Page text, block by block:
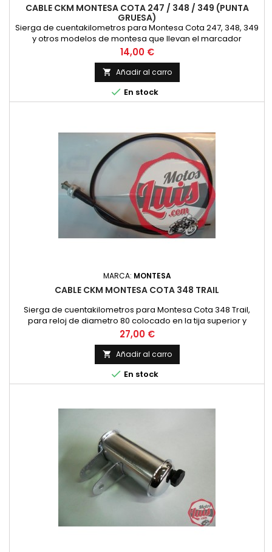
CABLE CKM MONTESA COTA 247 / 348 / 349 (PUNTA
GRUESA)
Sierga de cuentakilometros para Montesa Cota 247, 348, 349
y otros modelos de montesa que llevan el marcador
colocado en la botella de la suspension. Nueva
Precio
14,00 €
 Añadir al carro
 En stock
MARCA: MONTESA
CABLE CKM MONTESA COTA 348 TRAIL
Sierga de cuentakilometros para Montesa Cota 348 Trail,
para reloj de diametro 80 colocado en la tija superior y
reenvio en la rueda delantera.
Precio
27,00 €
 Añadir al carro
 En stock